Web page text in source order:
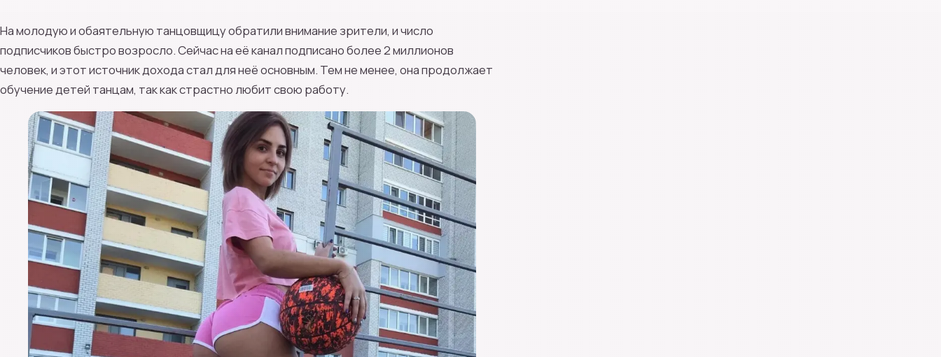
На молодую и обаятельную танцовщицу обратили внимание зрители, и число
подписчиков быстро возросло. Сейчас на её канал подписано более 2 миллионов
человек, и этот источник дохода стал для неё основным. Тем не менее, она продолжает
обучение детей танцам, так как страстно любит свою работу.